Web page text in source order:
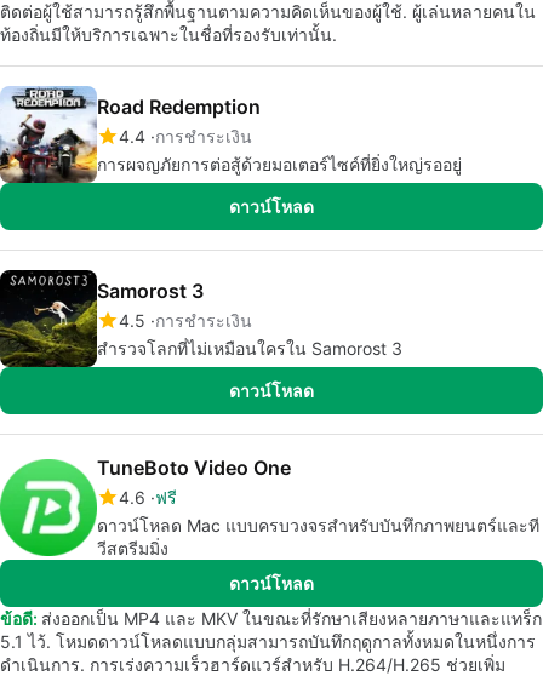
ติดต่อผู้ใช้สามารถรู้สึกพื้นฐานตามความคิดเห็นของผู้ใช้. ผู้เล่นหลายคนใน
ท้องถิ่นมีให้บริการเฉพาะในชื่อที่รองรับเท่านั้น.
Road Redemption
4.4 การชำระเงิน
การผจญภัยการต่อสู้ด้วยมอเตอร์ไซค์ที่ยิ่งใหญ่รออยู่
ดาวน์โหลด
Samorost 3
4.5 การชำระเงิน
สำรวจโลกที่ไม่เหมือนใครใน Samorost 3
ดาวน์โหลด
TuneBoto Video One
4.6 ฟรี
ดาวน์โหลด Mac แบบครบวงจรสำหรับบันทึกภาพยนตร์และที
วีสตรีมมิ่ง
ดาวน์โหลด
ข้อดี: ส่งออกเป็น MP4 และ MKV ในขณะที่รักษาเสียงหลายภาษาและแทร็ก
5.1 ไว้. โหมดดาวน์โหลดแบบกลุ่มสามารถบันทึกฤดูกาลทั้งหมดในหนึ่งการ
ดำเนินการ. การเร่งความเร็วฮาร์ดแวร์สำหรับ H.264/H.265 ช่วยเพิ่ม